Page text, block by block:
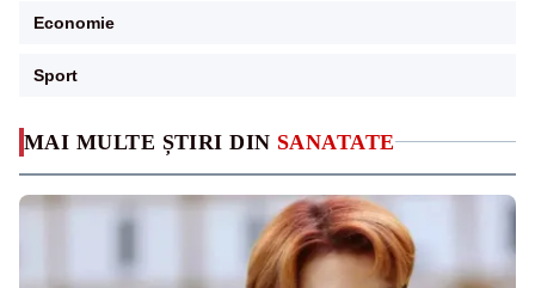
MAI MULTE ȘTIRI DIN SANATATE
Economie
Sport